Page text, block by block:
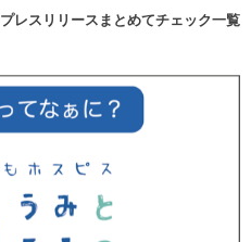
プレスリリースまとめてチェック一覧